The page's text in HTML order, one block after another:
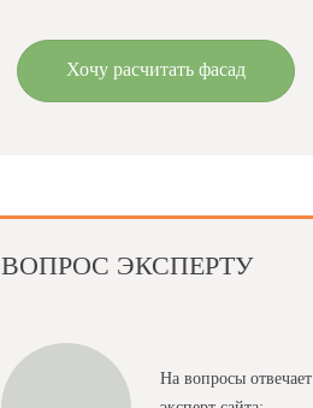
Хочу расчитать фасад
ВОПРОС ЭКСПЕРТУ
На вопросы отвечает